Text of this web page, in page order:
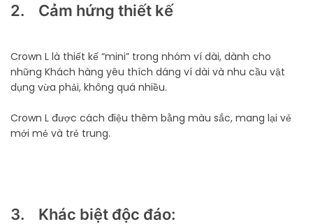
2. Cảm hứng thiết kế
Crown L là thiết kế “mini” trong nhóm ví dài, dành cho
những Khách hàng yêu thích dáng ví dài và nhu cầu vật
dụng vừa phải, không quá nhiều.
Crown L được cách điệu thêm bằng màu sắc, mang lại vẻ
mới mẻ và trẻ trung.
3. Khác biệt độc đáo: